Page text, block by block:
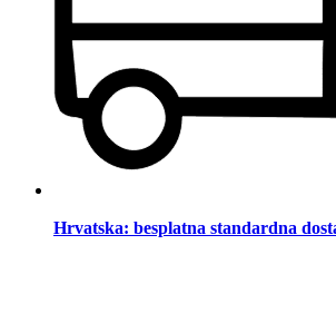
Hrvatska: besplatna standardna